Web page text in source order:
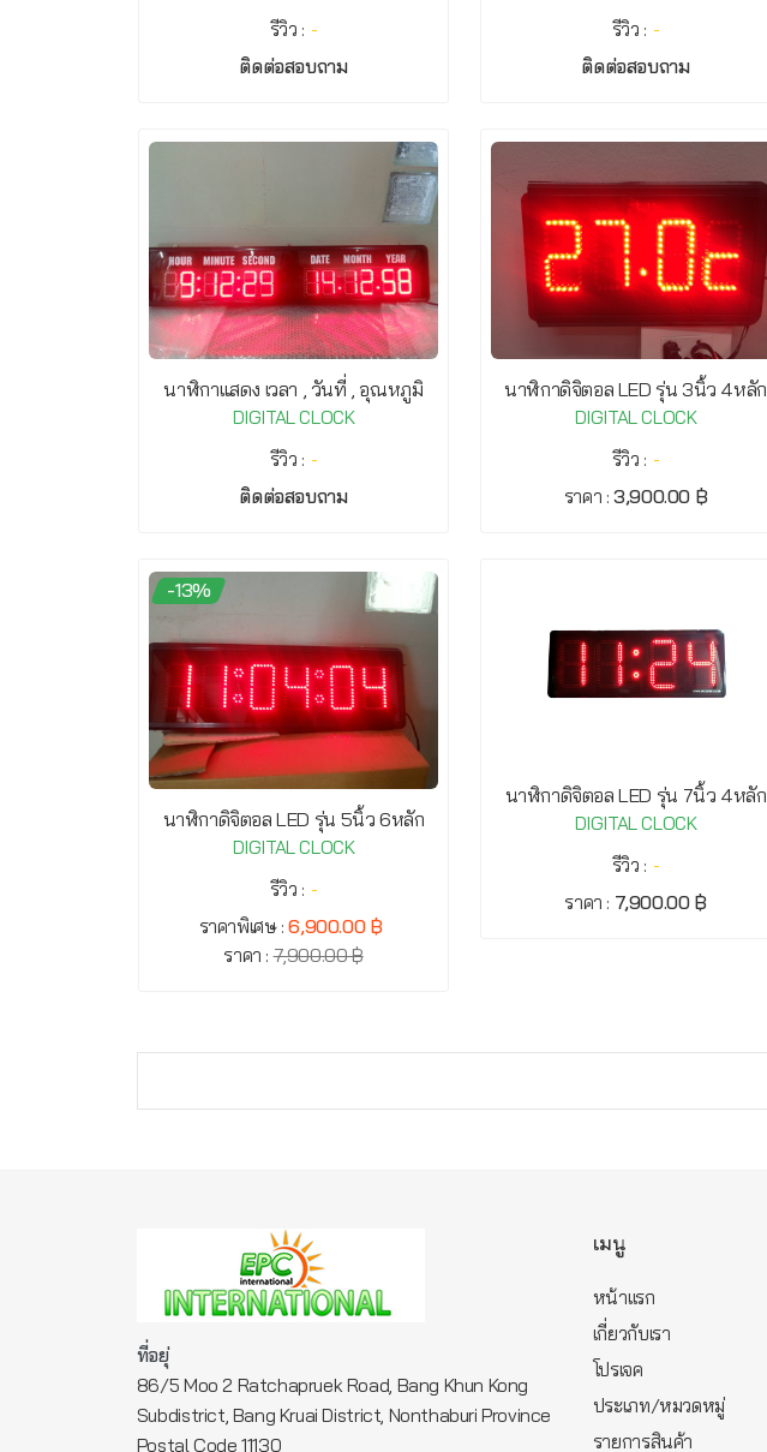
รีวิว : -
ติดต่อสอบถาม
รีวิว : -
ติดต่อสอบถาม
นาฬิกาแสดง เวลา , วันที่ , อุณหภูมิ
DIGITAL CLOCK
รีวิว : -
ติดต่อสอบถาม
นาฬิกาดิจิตอล LED รุ่น 3นิ้ว 4หลัก
DIGITAL CLOCK
รีวิว : -
ราคา :3,900.00 ฿
-13%
นาฬิกาดิจิตอล LED รุ่น 5นิ้ว 6หลัก
DIGITAL CLOCK
รีวิว : -
ราคาพิเศษ :6,900.00 ฿
ราคา :7,900.00 ฿
นาฬิกาดิจิตอล LED รุ่น 7นิ้ว 4หลัก
DIGITAL CLOCK
รีวิว : -
ราคา : 7,900.00 ฿
ที่อยุ่
86/5 Moo 2 Ratchapruek Road, Bang Khun Kong
Subdistrict, Bang Kruai District, Nonthaburi Province
Postal Code 11130
เมนู
หน้าแรก
เกี่ยวกับเรา
โปรเจค
ประเภท/หมวดหมู่
รายการสินค้า